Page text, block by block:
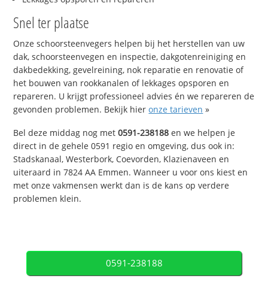
Snel ter plaatse
Onze schoorsteenvegers helpen bij het herstellen van uw
dak, schoorsteenvegen en inspectie, dakgotenreiniging en
dakbedekking, gevelreining, nok reparatie en renovatie of
het bouwen van rookkanalen of lekkages opsporen en
repareren. U krijgt professioneel advies én we repareren de
gevonden problemen. Bekijk hieronze tarieven »
Bel deze middag nog met0591-238188 en we helpen je
direct in de gehele 0591 regio en omgeving, dus ook in:
Stadskanaal, Westerbork, Coevorden, Klazienaveen en
uiteraard in 7824 AA Emmen. Wanneer u voor ons kiest en
met onze vakmensen werkt dan is de kans op verdere
problemen klein.
0591-238188